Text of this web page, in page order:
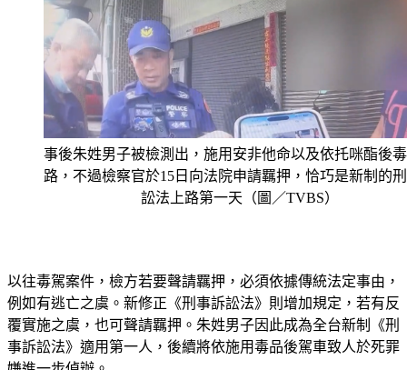
事後朱姓男子被檢測出，施用安非他命以及依托咪酯後
路，不過檢察官於15日向法院申請羈押，恰巧是新制的
訟法上路第一天（圖／TVBS）
以往毒駕案件，檢方若要聲請羈押，必須依據傳統法定事由，
例如有逃亡之虞。新修正《刑事訴訟法》則增加規定，若有反
覆實施之虞，也可聲請羈押。朱姓男子因此成為全台新制《刑
事訴訟法》適用第一人，後續將依施用毒品後駕車致人於死罪